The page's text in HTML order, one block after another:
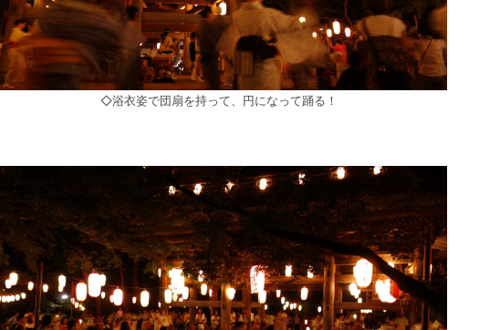
◇浴衣姿で団扇を持って、円になって踊る！